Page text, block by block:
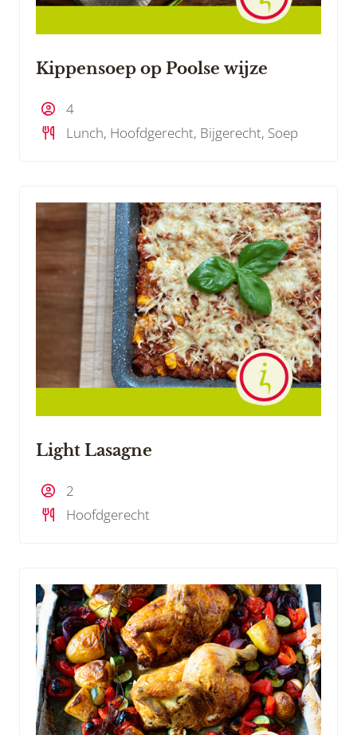
Kippensoep op Poolse wijze
4
Lunch, Hoofdgerecht, Bijgerecht, Soep
Light Lasagne
2
Hoofdgerecht